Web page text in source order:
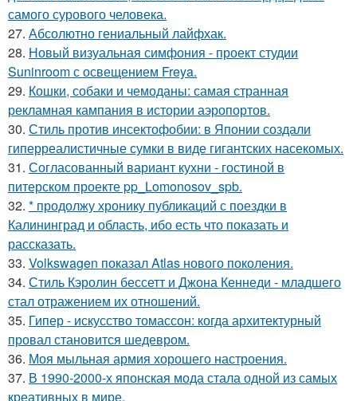
самого сурового человека.
27. Абсолютно гениальный лайфхак.
28. Новый визуальная симфония - проект студии
Suninroom с освещением Freya.
29. Кошки, собаки и чемоданы: самая странная
рекламная кампания в истории аэропортов.
30. Стиль против инсектофобии: в Японии создали
гиперреалистичные сумки в виде гигантских насекомых.
31. Согласованный вариант кухни - гостиной в
питерском проекте pp_Lomonosov_spb.
32. * продолжу хронику публикаций с поездки в
Калининград и область, ибо есть что показать и
рассказать.
33. Volkswagen показал Atlas нового поколения.
34. Стиль Кэролин бессетт и Джона Кеннеди - младшего
стал отражением их отношений.
35. Гипер - искусство томассон: когда архитектурный
провал становится шедевром.
36. Моя мыльная армия хорошего настроения.
37. В 1990-2000-х японская мода стала одной из самых
креативных в мире.